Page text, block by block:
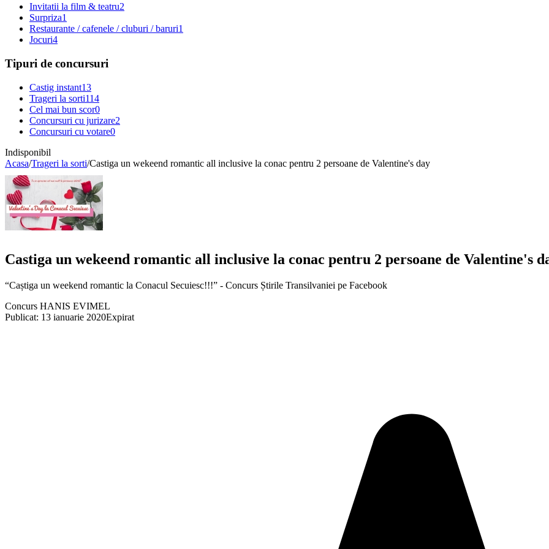
Invitatii la film & teatru2
Surpriza1
Restaurante / cafenele / cluburi / baruri1
Jocuri4
Tipuri de concursuri
Castig instant13
Trageri la sorti114
Cel mai bun scor0
Concursuri cu jurizare2
Concursuri cu votare0
Indisponibil
Acasa/Trageri la sorti/Castiga un wekeend romantic all inclusive la conac pentru 2 persoane de Valentine's day
Castiga un wekeend romantic all inclusive la conac pentru 2 persoane de Valentine's
“Caștiga un weekend romantic la Conacul Secuiesc!!!” - Concurs Știrile Transilvaniei pe Facebook
Concurs HANIS EVIMEL
Publicat: 13 ianuarie 2020Expirat